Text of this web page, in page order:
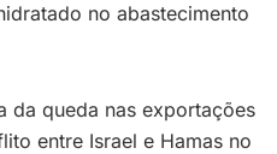
no abastecimento
da queda nas exportações
entre Israel e Hamas no